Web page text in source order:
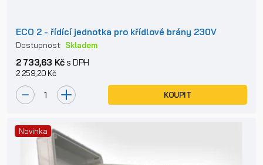
ECO 2 - řídící jednotka pro křídlové brány 230V
Dostupnost: Skladem
2 733,63 Kčs DPH
2 259,20 Kč
KOUPIT
Novinka